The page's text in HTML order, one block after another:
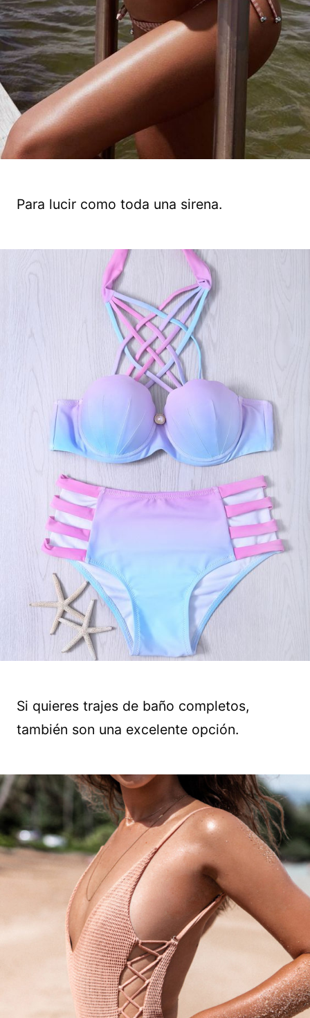
Para lucir como toda una sirena.
Si quieres trajes de baño completos,
también son una excelente opción.